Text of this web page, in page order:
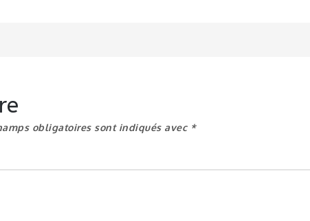
obligatoires sont indiqués avec *